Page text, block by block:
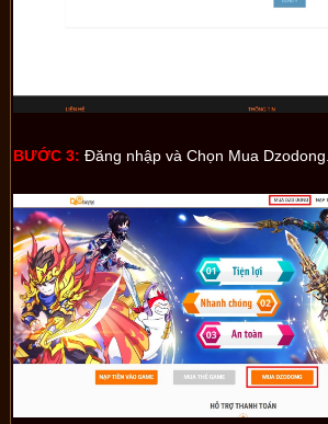
BƯỚC 3: Đăng nhập và Chọn Mua Dzodong.